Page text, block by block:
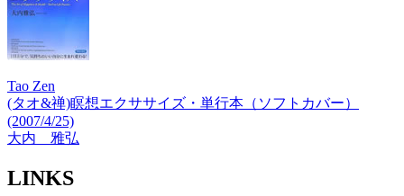
Tao Zen
(タオ&禅)瞑想エクササイズ・単行本（ソフトカバー）
(2007/4/25)
大内 雅弘
LINKS